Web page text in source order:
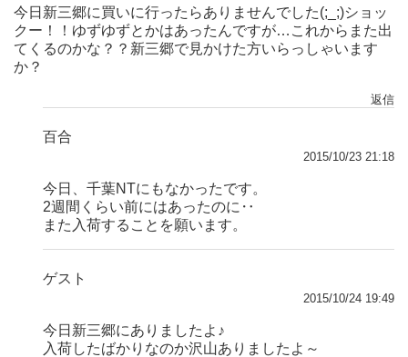
今日新三郷に買いに行ったらありませんでした(;_;)ショッ
クー！！ゆずゆずとかはあったんですが…これからまた出
てくるのかな？？新三郷で見かけた方いらっしゃいます
か？
返信
百合
2015/10/23 21:18
今日、千葉NTにもなかったです。
2週間くらい前にはあったのに‥
また入荷することを願います。
ゲスト
2015/10/24 19:49
今日新三郷にありましたよ♪
入荷したばかりなのか沢山ありましたよ～